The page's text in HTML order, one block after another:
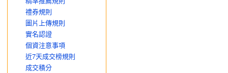
禮券規則
圖片上傳規則
實名認證
個資注意事項
近7天成交榜規則
成交積分